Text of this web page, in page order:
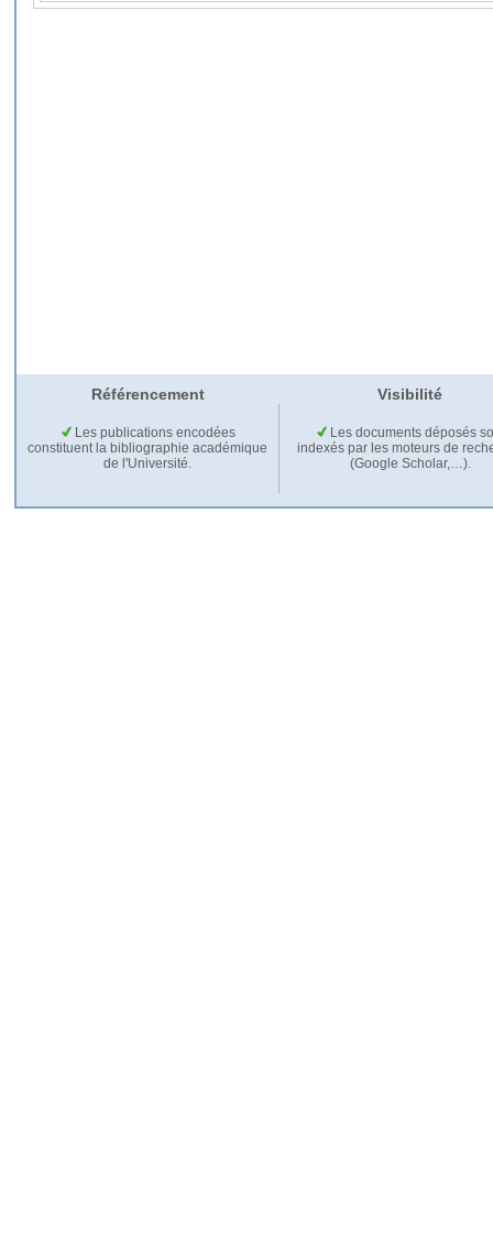
Référencement Visibilité
Les publications encodées
constituent la bibliographie académique
de l'Université.
Les documents déposés
indexés par les moteurs de
(Google Scholar,…).